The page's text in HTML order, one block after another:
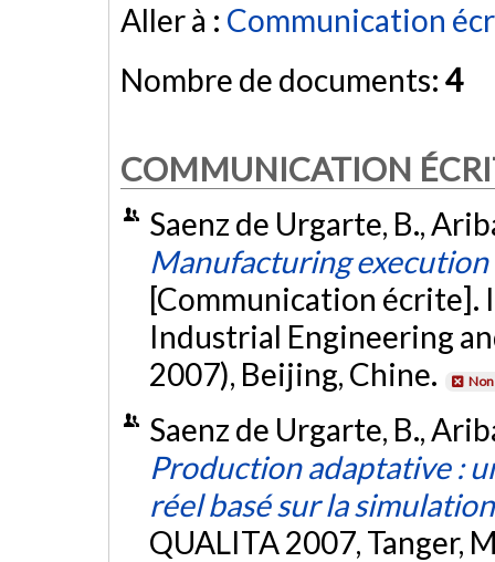
Aller à : Communication
Nombre de documents: 4
COMMUNICATION
Saenz de Urgarte, B.,
Manufacturing
[Communication
Industrial Engineering
2007), Beijing, Chine.
Saenz de Urgarte, B.,
Production adaptative :
réel basé sur la simulation
QUALITA 2007, Tanger,